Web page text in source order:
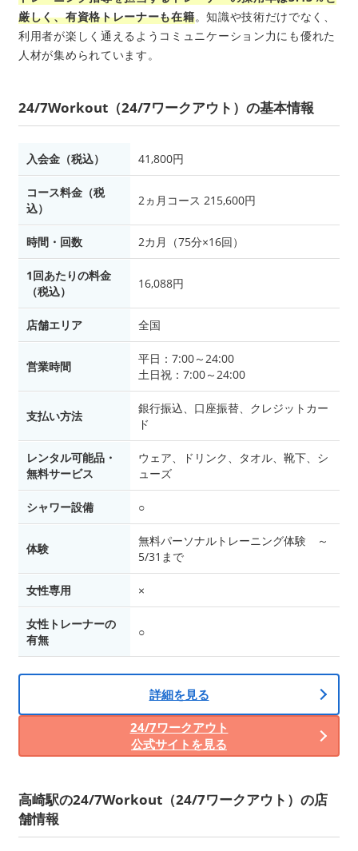
厳しく、有資格トレーナーも在籍。知識や技術だけでなく、
利用者が楽しく通えるようコミュニケーション力にも優れた
人材が集められています。
24/7Workout（24/7ワークアウト）の基本情報
入会金（税込） 41,800円
コース料金（税
込）
2ヵ月コース 215,600円
時間・回数 2カ月（75分×16回）
1回あたりの料金
（税込）
16,088円
店舗エリア 全国
営業時間
平日：7:00～24:00
土日祝：7:00～24:00
支払い方法
銀行振込、口座振替、クレジットカー
ド
レンタル可能品・
無料サービス
ウェア、ドリンク、タオル、靴下、シ
ューズ
シャワー設備 ○
体験
無料パーソナルトレーニング体験 ～
5/31まで
女性専用 ×
女性トレーナーの
有無
○
詳細を見る
24/7ワークアウト
公式サイトを見る
高崎駅の24/7Workout（24/7ワークアウト）の店
舗情報